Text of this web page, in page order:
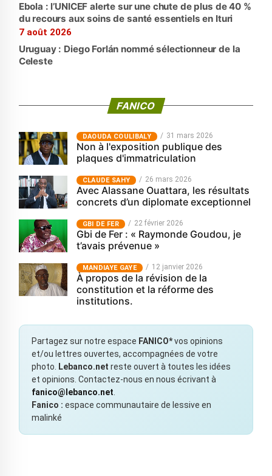
Ebola : l’UNICEF alerte sur une chute de plus de 40 %
du recours aux soins de santé essentiels en Ituri
7 août 2026
Uruguay : Diego Forlán nommé sélectionneur de la
Celeste
FANICO
‎DAOUDA COULIBALY 31 mars 2026
Non à l'exposition publique des
plaques d'immatriculation
CLAUDE SAHY 26 mars 2026
Avec Alassane Ouattara, les résultats
concrets d’un diplomate exceptionnel
GBI DE FER 22 février 2026
Gbi de Fer : « Raymonde Goudou, je
t’avais prévenue »
MANDIAYE GAYE 12 janvier 2026
À propos de la révision de la
constitution et la réforme des
institutions.
Partagez sur notre espace FANICO*vos opinions
et/ou lettres ouvertes, accompagnées de votre
photo.
Lebanco.net reste ouvert à toutes les idées
et opinions. Contactez-nous en nous écrivant à
fanico@lebanco.net
Fanico : espace communautaire de lessive en
malinké